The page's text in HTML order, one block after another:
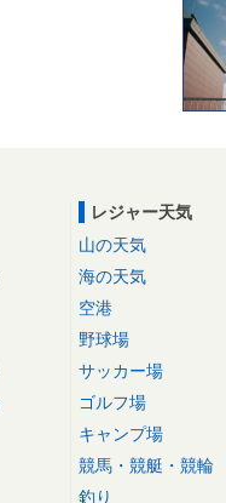
レジャー天気
山の天気
海の天気
空港
野球場
サッカー場
ゴルフ場
キャンプ場
競馬・競艇・競輪
釣り